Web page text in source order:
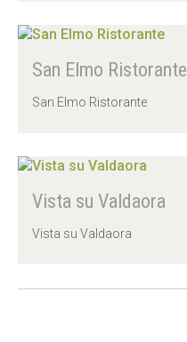
San Elmo Ristorante
San Elmo Ristorante
Vista su Valdaora
Vista su Valdaora